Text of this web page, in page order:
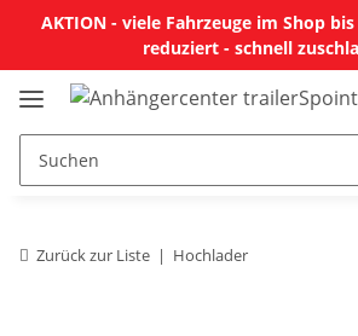
AKTION - viele Fahrzeuge im Shop
reduziert - schnell
Zurück zur Liste Hochlader